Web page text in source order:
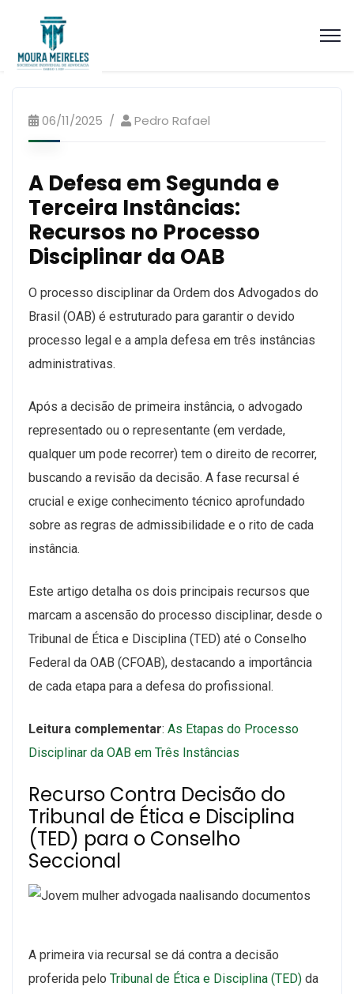
06/11/2025 Pedro Rafael
A Defesa em Segunda e
Terceira Instâncias:
Recursos no Processo
Disciplinar da OAB
O processo disciplinar da Ordem dos Advogados do
Brasil (OAB) é estruturado para garantir o devido
processo legal e a ampla defesa em três instâncias
administrativas.
Após a decisão de primeira instância, o advogado
representado ou o representante (em verdade,
qualquer um pode recorrer) tem o direito de recorrer,
buscando a revisão da decisão. A fase recursal é
crucial e exige conhecimento técnico aprofundado
sobre as regras de admissibilidade e o rito de cada
instância.
Este artigo detalha os dois principais recursos que
marcam a ascensão do processo disciplinar, desde o
Tribunal de Ética e Disciplina (TED) até o Conselho
Federal da OAB (CFOAB), destacando a importância
de cada etapa para a defesa do profissional.
Leitura complementar: As Etapas do Processo
Disciplinar da OAB em Três Instâncias
Recurso Contra Decisão do
Tribunal de Ética e Disciplina
(TED) para o Conselho
Seccional
A primeira via recursal se dá contra a decisão
proferida pelo Tribunal de Ética e Disciplina (TED) da